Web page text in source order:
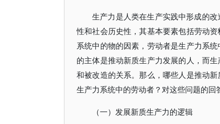
生产力是人类在生产实践中形成的
性和社会历史性，其基本要素包括劳动
系统中的物的因素，劳动者是生产力系
的主体是推动新质生产力发展的人，而
和被改造的关系。那么，哪些人是推动
生产力系统中的劳动者？对这些问题的回
（一）发展新质生产力的逻辑